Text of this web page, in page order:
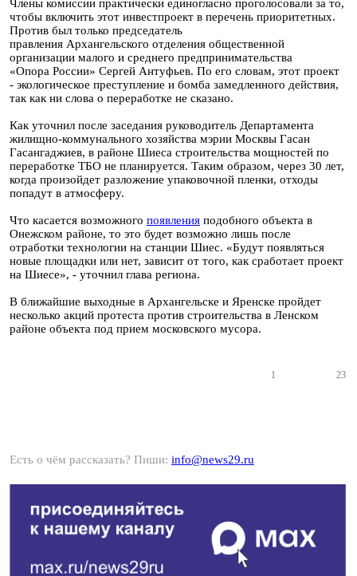
Члены комиссии практически единогласно проголосовали за то,
чтобы включить этот инвестпроект в перечень приоритетных.
Против был только председатель
правления Архангельского отделения общественной
организации малого и среднего предпринимательства
«Опора России» Сергей Антуфьев. По его словам, этот проект
- экологическое преступление и бомба замедленного действия,
так как ни слова о переработке не сказано.
Как уточнил после заседания руководитель Департамента
жилищно-коммунального хозяйства мэрии Москвы Гасан
Гасангаджиев, в районе Шиеса строительства мощностей по
переработке ТБО не планируется. Таким образом, через 30 лет,
когда произойдет разложение упаковочной пленки, отходы
попадут в атмосферу.
Что касается возможного появления подобного объекта в
Онежском районе, то это будет возможно лишь после
отработки технологии на станции Шиес. «Будут появляться
новые площадки или нет, зависит от того, как сработает проект
на Шиесе», - уточнил глава региона.
В ближайшие выходные в Архангельске и Яренске пройдет
несколько акций протеста против строительства в Ленском
районе объекта под прием московского мусора.
1 23
Есть о чём рассказать? Пиши: info@news29.ru